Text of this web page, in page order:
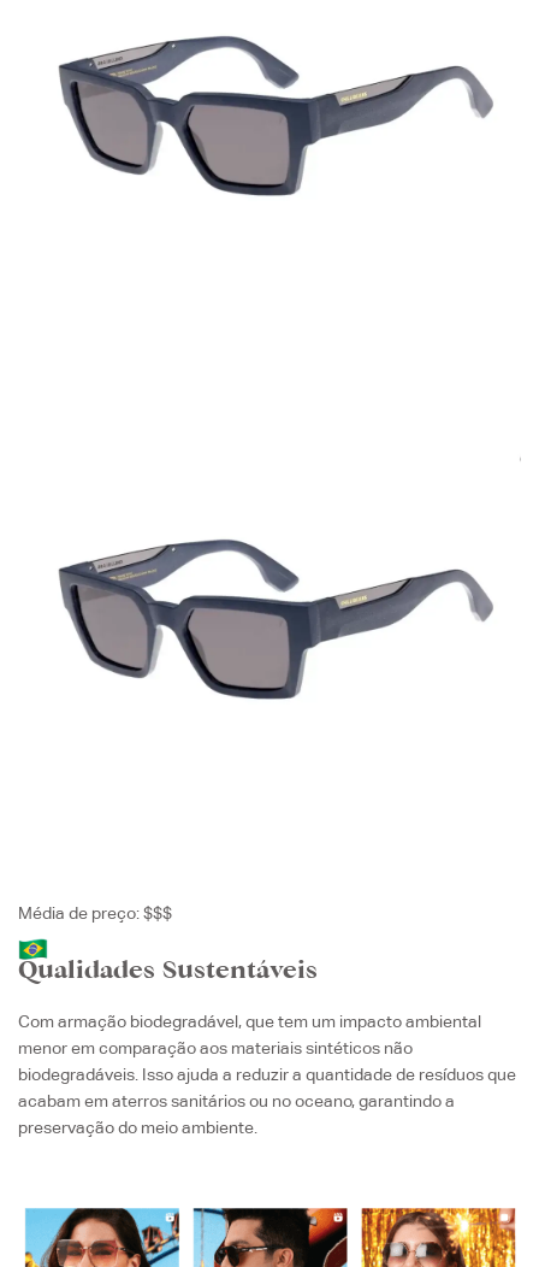
Média de preço: $$$
Qualidades Sustentáveis
Com armação biodegradável, que tem um impacto ambiental
menor em comparação aos materiais sintéticos não
biodegradáveis. Isso ajuda a reduzir a quantidade de resíduos que
acabam em aterros sanitários ou no oceano, garantindo a
preservação do meio ambiente.